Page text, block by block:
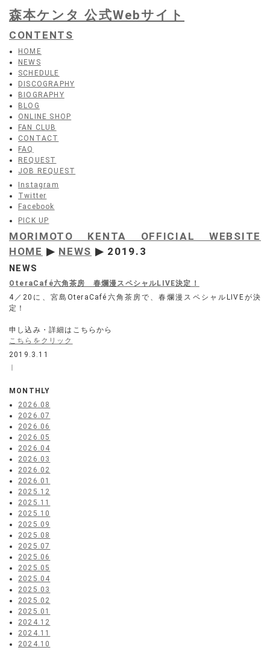
森本ケンタ 公式Webサイト
CONTENTS
HOME
NEWS
SCHEDULE
DISCOGRAPHY
BIOGRAPHY
BLOG
ONLINE SHOP
FAN CLUB
CONTACT
FAQ
REQUEST
JOB REQUEST
Instagram
Twitter
Facebook
PICK UP
MORIMOTO KENTA OFFICIAL WEBSITE
HOME ▶ NEWS ▶ 2019.3
NEWS
OteraCafé六角茶房 春爛漫スペシャルLIVE決定！
4／20に、宮島OteraCafé六角茶房で、春爛漫スペシャルLIVEが決
定！
申し込み・詳細はこちらから
こちらをクリック
2019.3.11
｜
MONTHLY
2026.08
2026.07
2026.06
2026.05
2026.04
2026.03
2026.02
2026.01
2025.12
2025.11
2025.10
2025.09
2025.08
2025.07
2025.06
2025.05
2025.04
2025.03
2025.02
2025.01
2024.12
2024.11
2024.10